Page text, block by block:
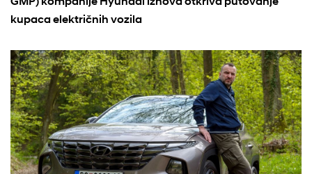
kupaca električnih vozila